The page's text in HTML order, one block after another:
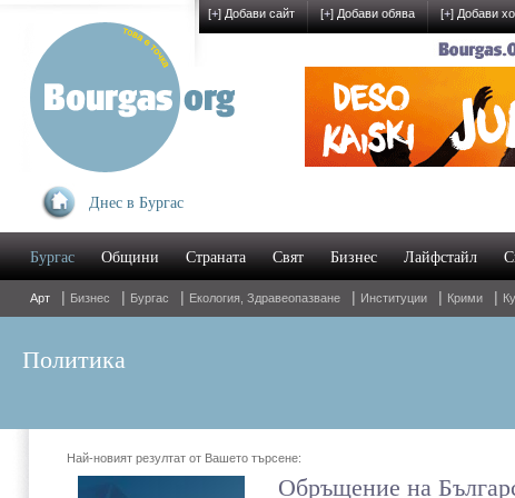
Днес в Бургас
Бургас Общини Страната Свят Бизнес Лайфстайл
Арт | Бизнес | Бургас | Екология, Здравеопазване | Институции | Крими |
Политика
Най-новият резултат от Вашето търсене:
Обръщение на
[+] Добави сайт [+] Добави обява [+] Добави